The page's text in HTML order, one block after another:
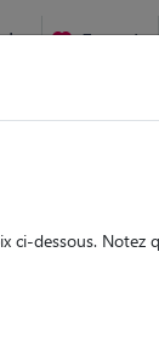
Favoris
visites et
dessous. Notez